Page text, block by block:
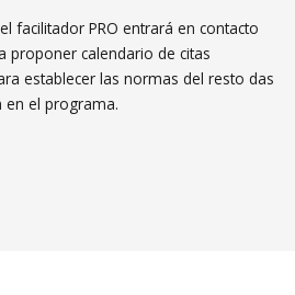
el facilitador PRO entrará en contacto
proponer calendario de citas
establecer las normas del resto das
en el programa.